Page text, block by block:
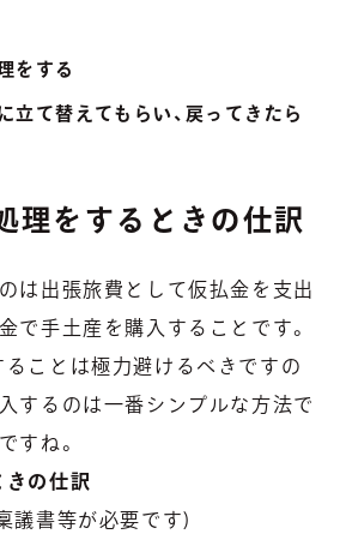
をする
立て替えてもらい、戻ってきたら
理をするときの仕訳
は出張旅費として仮払金を支出
で手土産を購入することです。
ことは極力避けるべきですの
するのは一番シンプルな方法で
すね。
きの仕訳
議書等が必要です)